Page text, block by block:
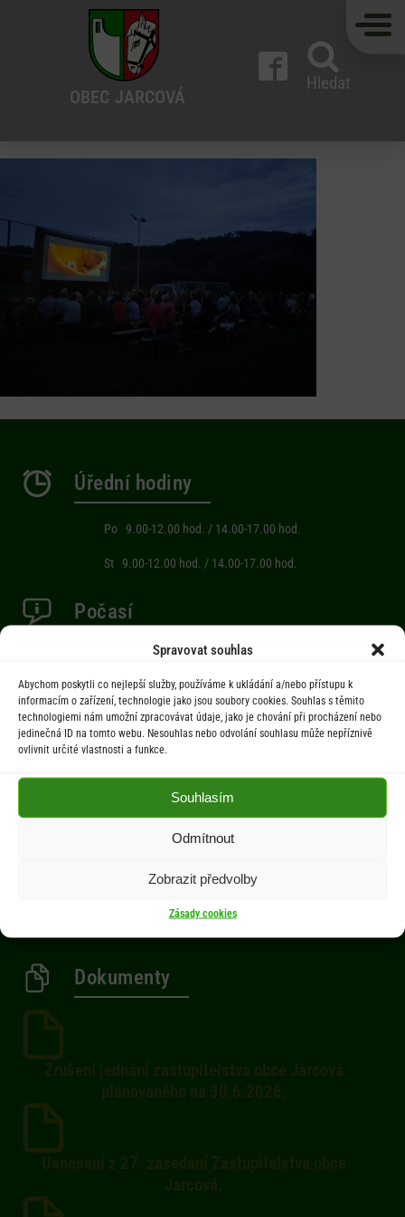
Spravovat souhlas
Abychom poskytli co nejlepší služby, používáme k ukládání a/nebo přístupu k
informacím o zařízení, technologie jako jsou soubory cookies. Souhlas s těmito
technologiemi nám umožní zpracovávat údaje, jako je chování při procházení nebo
jedinečná ID na tomto webu. Nesouhlas nebo odvolání souhlasu může nepříznivě
ovlivnit určité vlastnosti a funkce.
Souhlasím
Odmítnout
Zobrazit předvolby
Zásady cookies
OBEC JARCOVÁ
Hledat
Úřední hodiny
Po 9.00-12.00 hod. / 14.00-17.00 hod.
St 9.00-12.00 hod. / 14.00-17.00 hod.
Počasí
Aktuální informace o počasí z meteostanice (Brňov) vzdálené 2km od
obce Jarcová.
Menu
Obec
Aktuality
Kontakty
Dokumenty